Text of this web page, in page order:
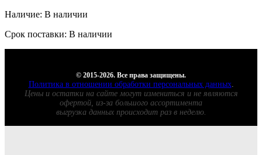
Наличие: В наличии
Срок поставки: В наличии
© 2015-2026. Все права защищены.
Политика в отношении обработки персональных данных.
Цены и остатки на сайте могут измениться и не являются
офертой, из-за большого ассортимента
выгрузка данных происходит раз в неделю.